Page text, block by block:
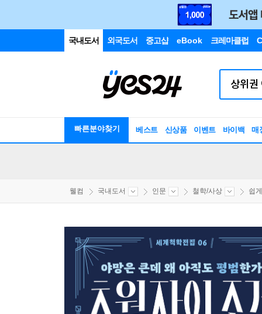
국내도서 외국도서 중고샵 eBook 크레마클럽
빠른분야찾기 베스트 신상품 이벤트 바이백 매
웰컴 국내도서 인문 철학/사상 쉽